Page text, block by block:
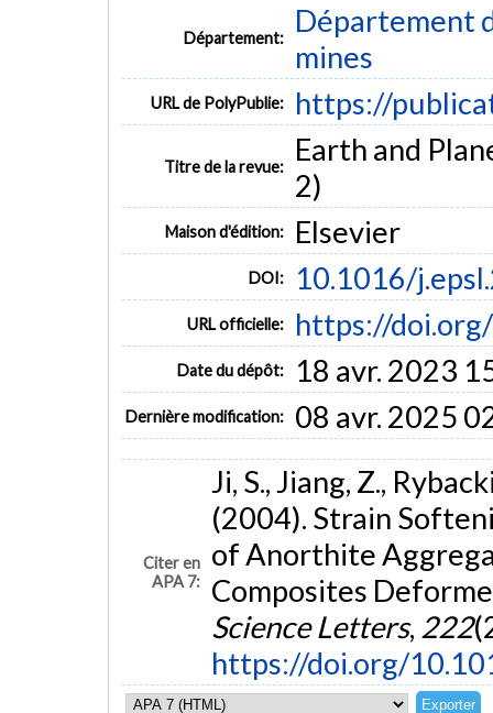
Département:
Département
mines
URL de PolyPublie: https://
Titre de la revue:
Earth and
2)
Maison d'édition: Elsevier
DOI: 10.1016/
URL officielle: https://
Date du dépôt: 18 avr. 2023
Dernière modification: 08 avr. 2025
Citer en
APA 7:
Ji, S., Jiang, Z.,
(2004). Strain
of Anorthite
Composites
Science Letters, 222
https://doi.org/